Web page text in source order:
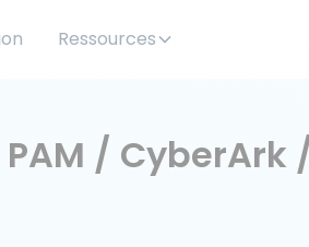
Ressources
/ CyberArk